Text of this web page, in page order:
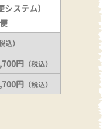
ステム）
込）
円 （税込）
円 （税込）